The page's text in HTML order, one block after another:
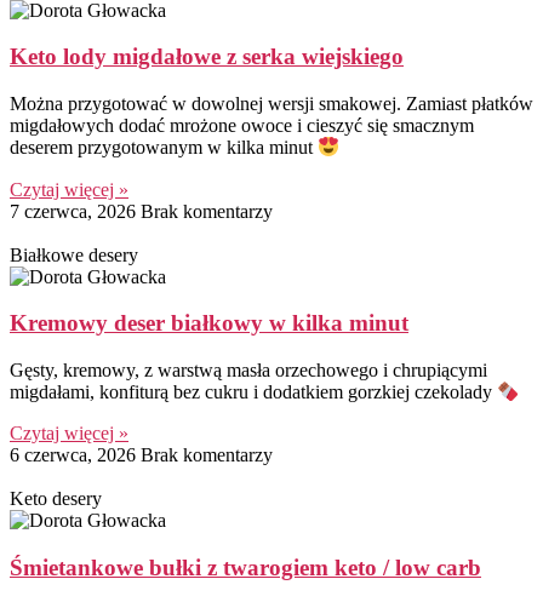
Keto lody migdałowe z serka wiejskiego
Można przygotować w dowolnej wersji smakowej. Zamiast płatków
migdałowych dodać mrożone owoce i cieszyć się smacznym
deserem przygotowanym w kilka minut
Czytaj więcej »
7 czerwca, 2026 Brak komentarzy
Białkowe desery
Kremowy deser białkowy w kilka minut
Gęsty, kremowy, z warstwą masła orzechowego i chrupiącymi
migdałami, konfiturą bez cukru i dodatkiem gorzkiej czekolady
Czytaj więcej »
6 czerwca, 2026 Brak komentarzy
Keto desery
Śmietankowe bułki z twarogiem keto / low carb